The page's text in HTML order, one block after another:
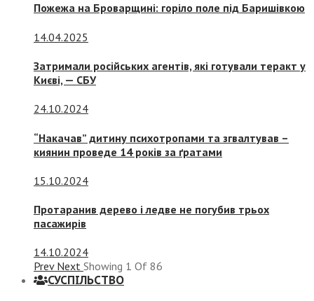
Пожежа на Броварщині: горіло поле під Баришівкою
14.04.2025
Затримали російських агентів, які готували теракт у
Києві, — СБУ
24.10.2024
“Накачав” дитину психотропами та згвалтував –
киянин проведе 14 років за ґратами
15.10.2024
Протаранив дерево і ледве не погубив трьох
пасажирів
14.10.2024
Prev Next Showing 1 Of 86
СУСПIЛЬСТВО